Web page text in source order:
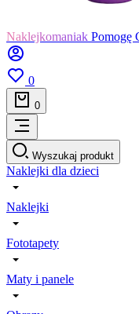
Naklejkomaniak Pomogę
0
0
Wyszukaj produkt
Naklejki dla dzieci
Naklejki
Fototapety
Maty i panele